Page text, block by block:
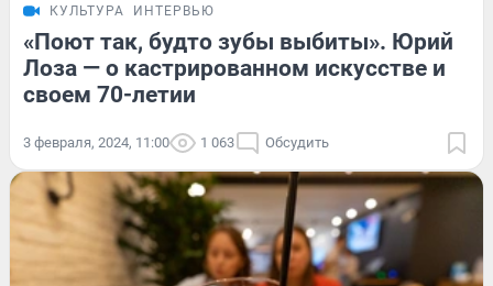
КУЛЬТУРА ИНТЕРВЬЮ
«Поют так, будто зубы выбиты». Юрий
Лоза — о кастрированном искусстве и
своем 70-летии
3 февраля, 2024, 11:00 1 063 Обсудить